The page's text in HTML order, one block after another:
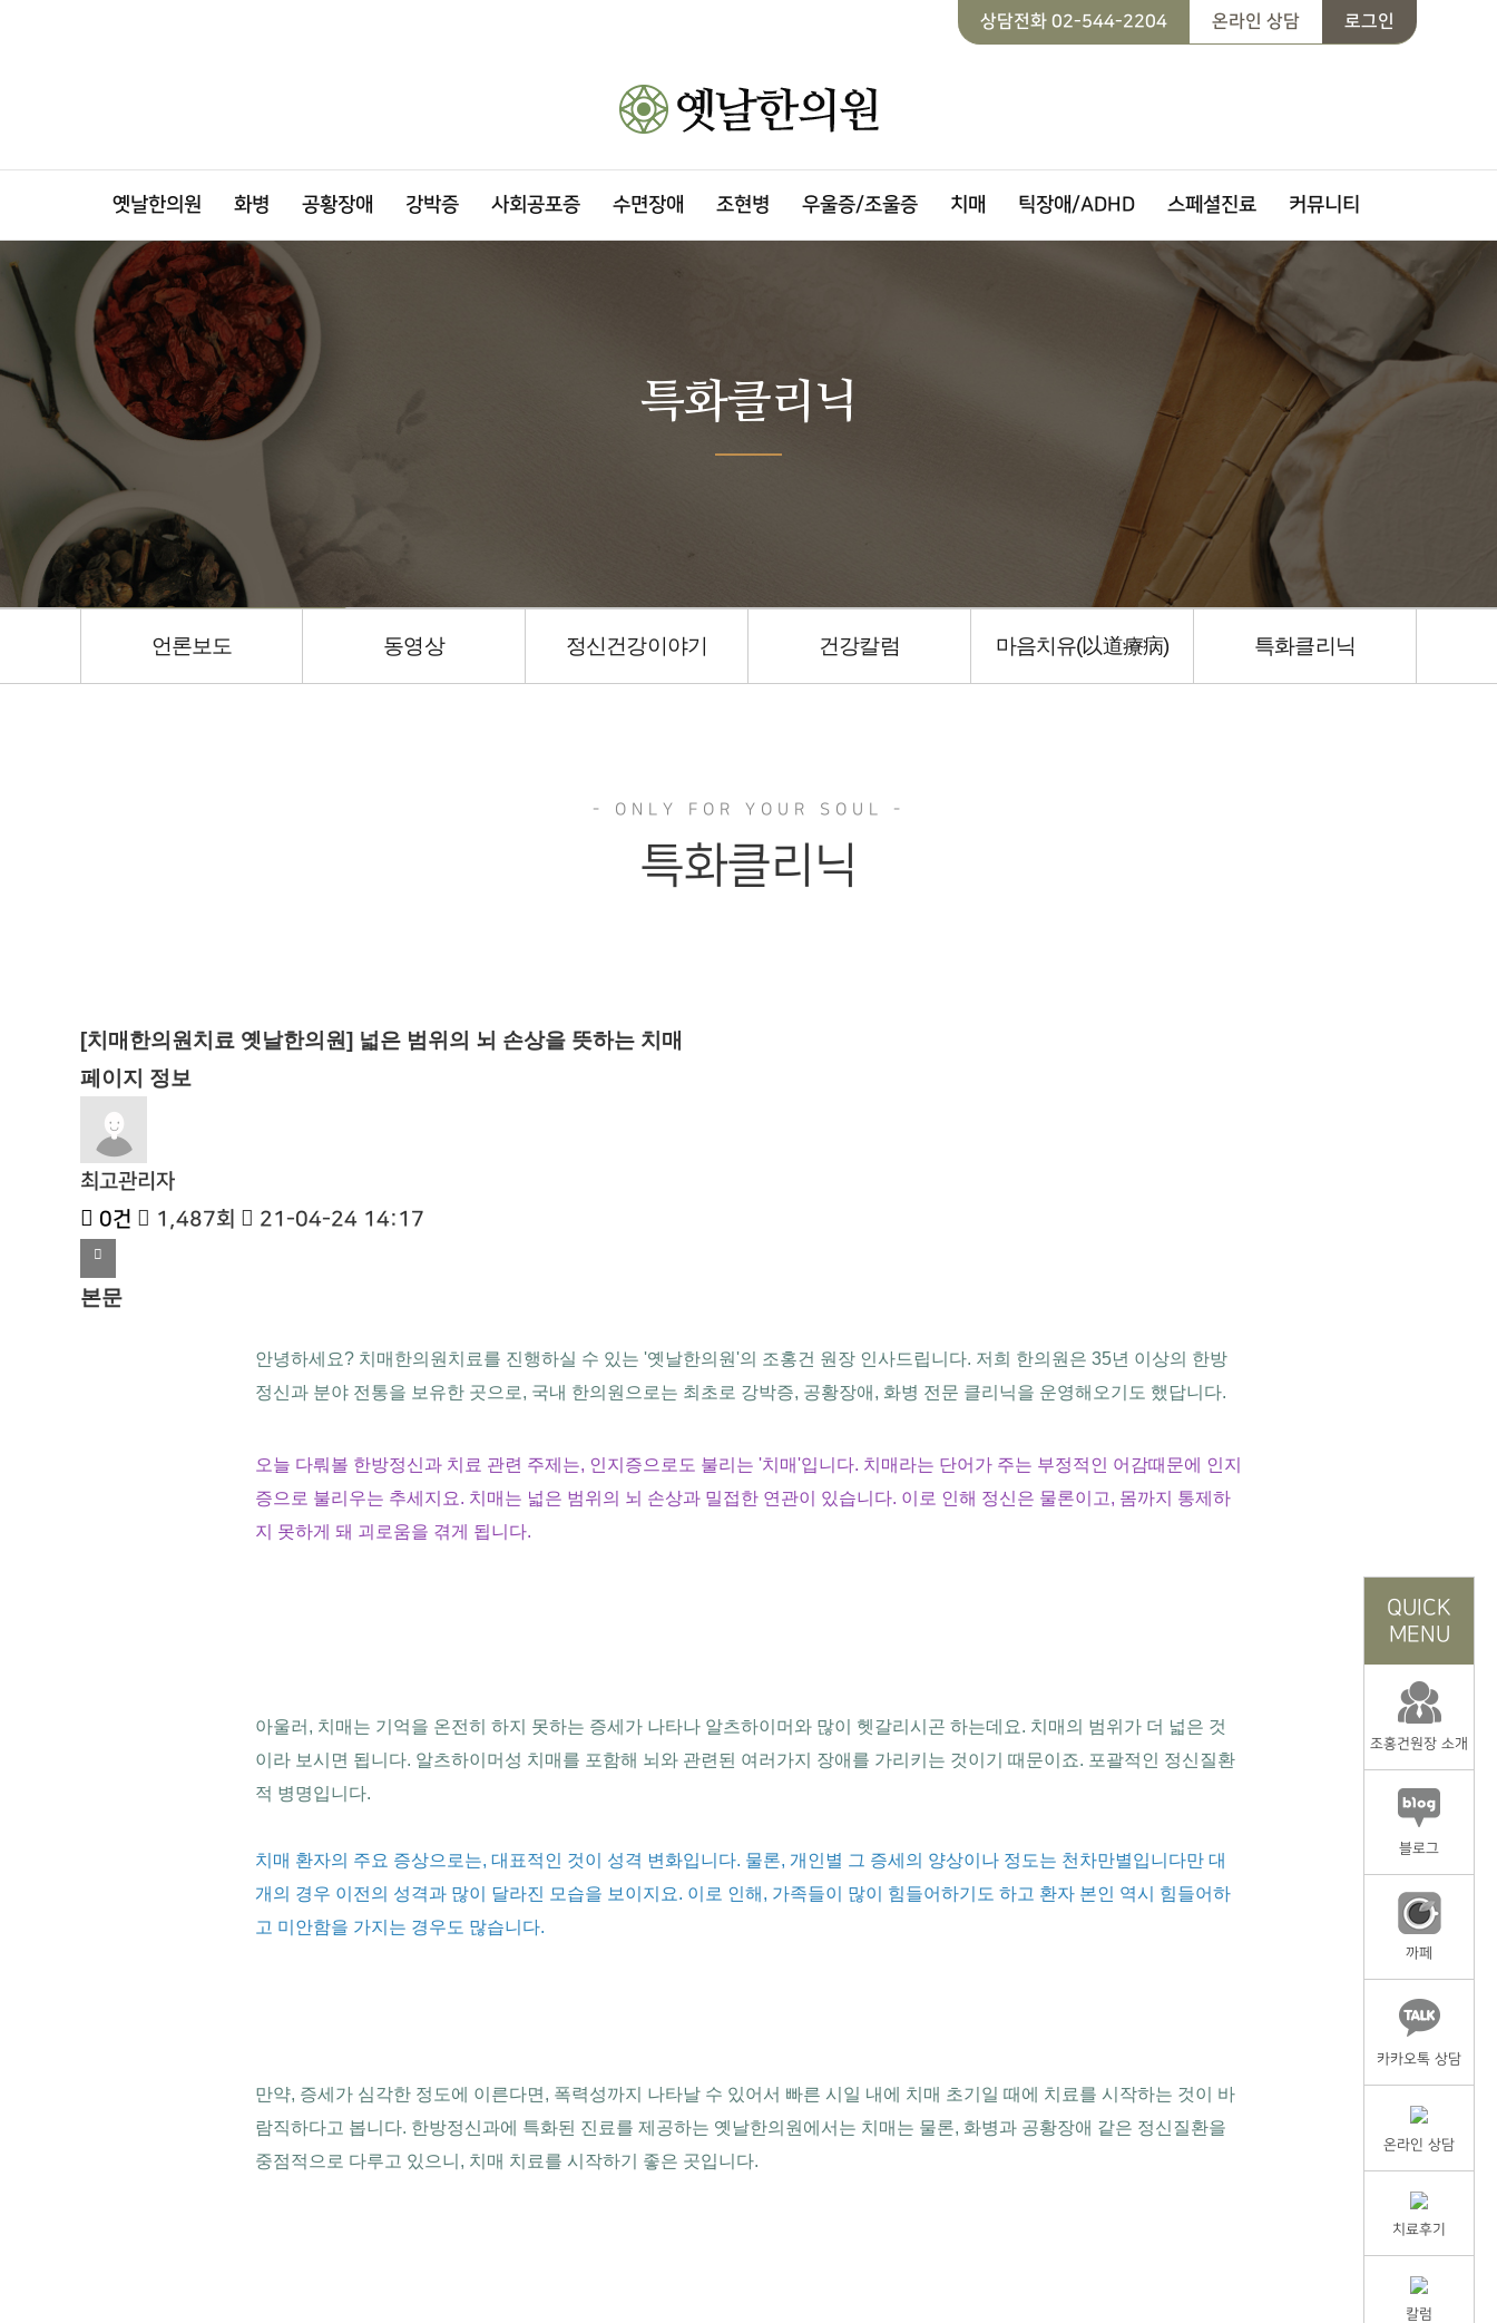
상담전화 02-544-2204 온라인 상담 로그인
옛날한의원 화병 공황장애 강박증 사회공포증 수면장애 조현병 우울증/조울증 치매 틱장애/ADHD 스페셜진료 커뮤니티
특화클리닉
언론보도 동영상 정신건강이야기 건강칼럼 마음치유(以道療病) 특화클리닉
특화클리닉
[치매한의원치료 옛날한의원] 넓은 범위의 뇌 손상을 뜻하는 치매
페이지 정보
최고관리자
0건
1,487회 21-04-24 14:17
본문
안녕하세요? 치매한의원치료를 진행하실 수 있는 '옛날한의원'의 조홍건 원장 인사드립니다. 저희 한의원은 35년 이상의 한방
정신과 분야 전통을 보유한 곳으로, 국내 한의원으로는 최초로 강박증, 공황장애, 화병 전문 클리닉을 운영해오기도 했답니다.
오늘 다뤄볼 한방정신과 치료 관련 주제는, 인지증으로도 불리는 '치매'입니다. 치매라는 단어가 주는 부정적인 어감때문에 인지
증으로 불리우는 추세지요. 치매는 넓은 범위의 뇌 손상과 밀접한 연관이 있습니다. 이로 인해 정신은 물론이고, 몸까지 통제하
지 못하게 돼 괴로움을 겪게 됩니다.
아울러, 치매는 기억을 온전히 하지 못하는 증세가 나타나 알츠하이머와 많이 헷갈리시곤 하는데요. 치매의 범위가 더 넓은 것
이라 보시면 됩니다. 알츠하이머성 치매를 포함해 뇌와 관련된 여러가지 장애를 가리키는 것이기 때문이죠. 포괄적인 정신질환
적 병명입니다.
치매 환자의 주요 증상으로는, 대표적인 것이 성격 변화입니다. 물론, 개인별 그 증세의 양상이나 정도는 천차만별입니다만 대
개의 경우 이전의 성격과 많이 달라진 모습을 보이지요. 이로 인해, 가족들이 많이 힘들어하기도 하고 환자 본인 역시 힘들어하
고 미안함을 가지는 경우도 많습니다.
만약, 증세가 심각한 정도에 이른다면, 폭력성까지 나타날 수 있어서 빠른 시일 내에 치매 초기일 때에 치료를 시작하는 것이 바
람직하다고 봅니다. 한방정신과에 특화된 진료를 제공하는 옛날한의원에서는 치매는 물론, 화병과 공황장애 같은 정신질환을
중점적으로 다루고 있으니, 치매 치료를 시작하기 좋은 곳입니다.
QUICK
MENU
조홍건원장 소개
블로그
까페
카카오톡 상담
온라인 상담
치료후기
칼럼